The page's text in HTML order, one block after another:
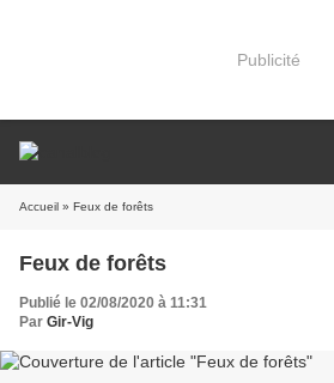
Publicité
Accueil » Feux de forêts
Feux de forêts
Publié le 02/08/2020 à 11:31
Par Gir-Vig